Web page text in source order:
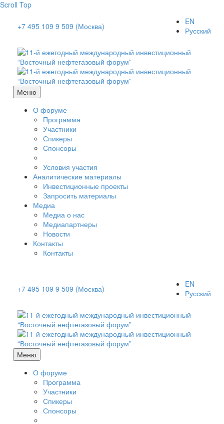
Scroll Top
+7 495 109 9 509 (Москва)
EN
Русский
Меню
О форуме
Программа
Участники
Спикеры
Спонсоры
Условия участия
Аналитические материалы
Инвестиционные проекты
Запросить материалы
Медиа
Медиа о нас
Медиапартнеры
Новости
Контакты
Контакты
+7 495 109 9 509 (Москва)
EN
Русский
Меню
О форуме
Программа
Участники
Спикеры
Спонсоры